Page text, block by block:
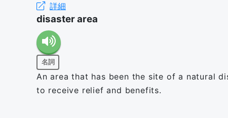
詳細
disaster area
名詞
An area that has been the site of a natural
to receive relief and benefits.